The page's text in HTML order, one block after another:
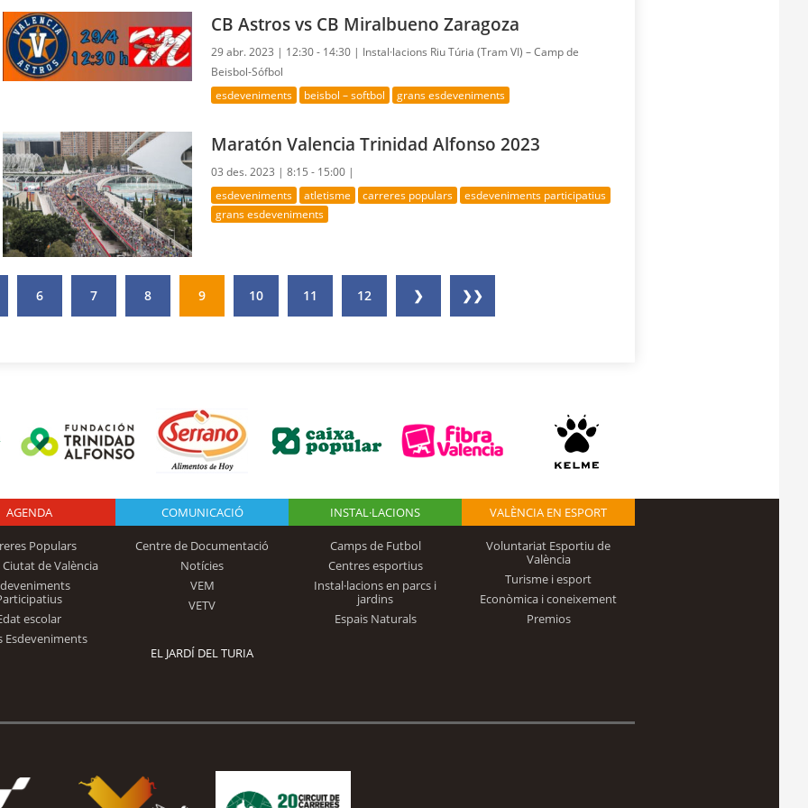
CB Astros vs CB Miralbueno Zaragoza
29 abr. 2023 | 12:30 - 14:30 | Instal·lacions Riu Túria (Tram VI) – Camp de
Beisbol-Sófbol
esdeveniments beisbol – softbol grans esdeveniments
Maratón Valencia Trinidad Alfonso 2023
03 des. 2023 |8:15 - 15:00 |
esdeveniments atletisme carreres populars
esdeveniments participatius
grans esdeveniments
6 7 8 9 10 11 12 ❯ ❯❯
Logo Fundación
Trinidad Alfonso
AGENDA
Populars
de València
escolar
Esdeveniments
COMUNICACIÓ
Centre de Documentació
Notícies
VEM
VETV
INSTAL·LACIONS
Camps de Futbol
Centres esportius
Instal·lacions en parcs i
jardins
Espais Naturals
VALÈNCIA EN ESPORT
Voluntariat Esportiu de
València
Turisme i esport
Econòmica i coneixement
Premios
EL JARDÍ DEL TURIA